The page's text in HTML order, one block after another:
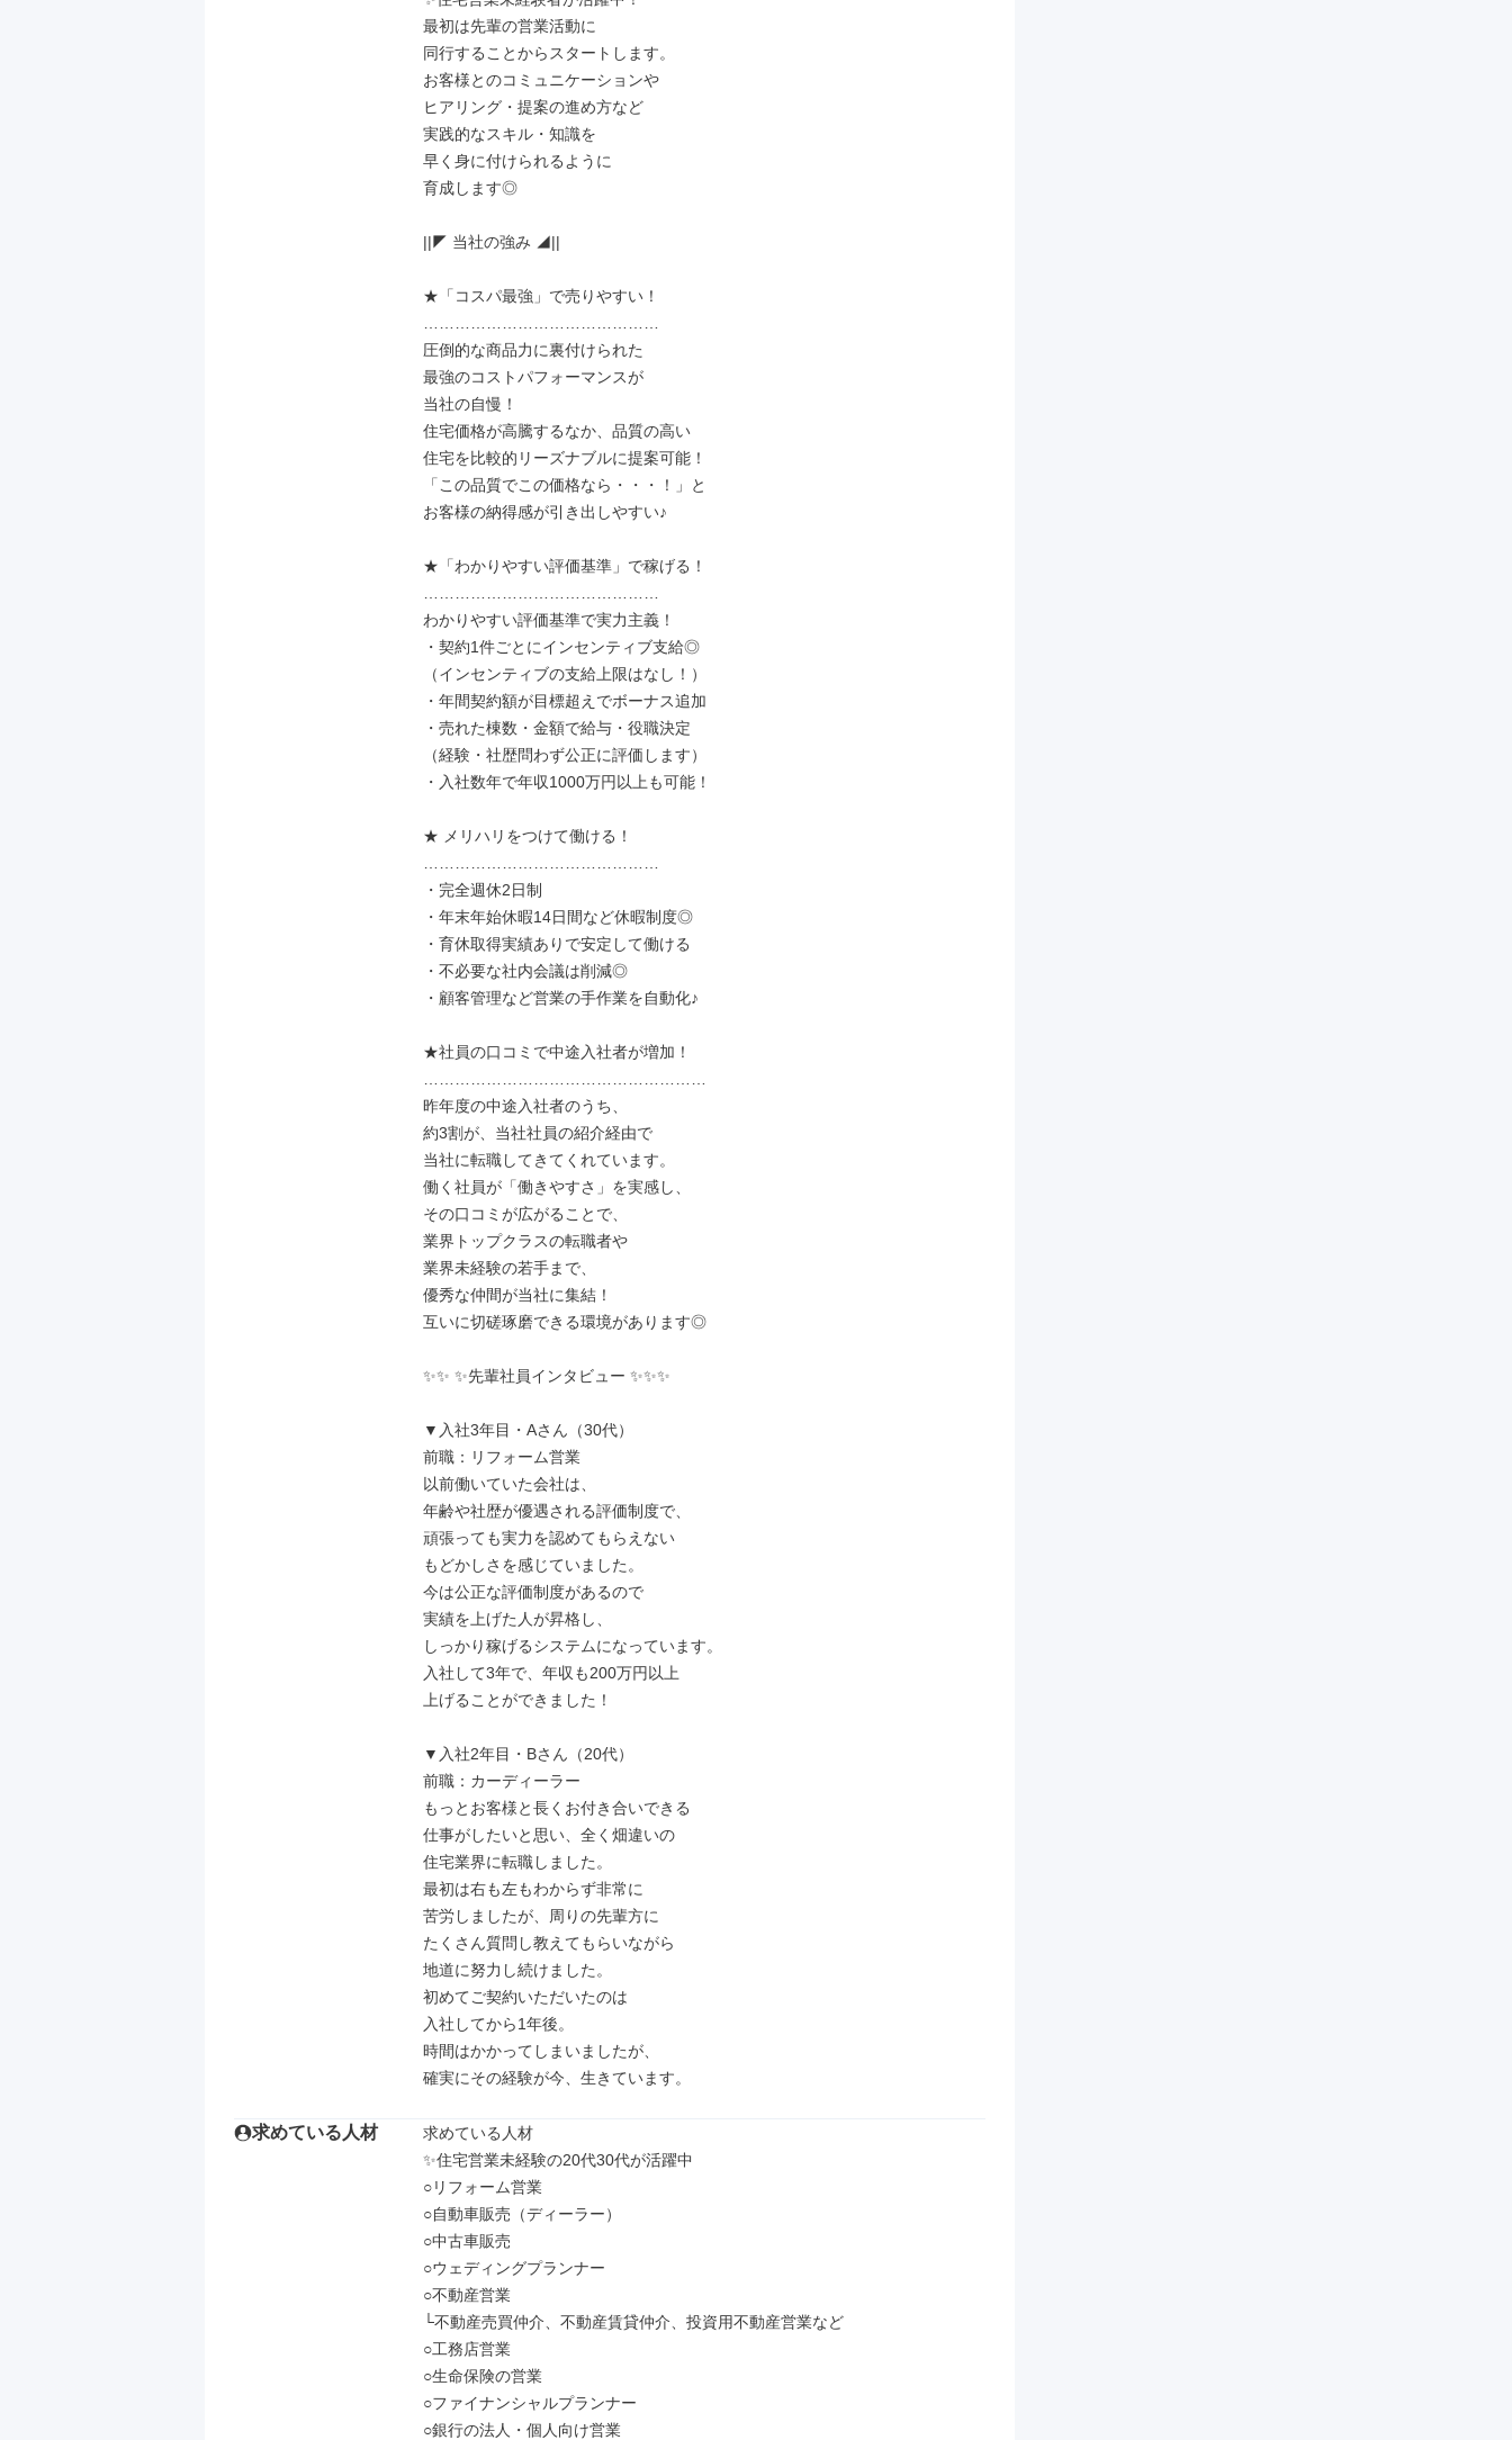
最初は先輩の営業活動に
同行することからスタートします。
お客様とのコミュニケーションや
ヒアリング・提案の進め方など
実践的なスキル・知識を
早く身に付けられるように
育成します◎
||◤ 当社の強み ◢||
★「コスパ最強」で売りやすい！
圧倒的な商品力に裏付けられた
最強のコストパフォーマンスが
当社の自慢！
住宅価格が高騰するなか、品質の高い
住宅を比較的リーズナブルに提案可能！
「この品質でこの価格なら・・・！」と
お客様の納得感が引き出しやすい♪
★「わかりやすい評価基準」で稼げる！
わかりやすい評価基準で実力主義！
・契約1件ごとにインセンティブ支給◎
（インセンティブの支給上限はなし！）
・年間契約額が目標超えでボーナス追加
・売れた棟数・金額で給与・役職決定
（経験・社歴問わず公正に評価します）
・入社数年で年収1000万円以上も可能！
★ メリハリをつけて働ける！
・完全週休2日制
・年末年始休暇14日間など休暇制度◎
・育休取得実績ありで安定して働ける
・不必要な社内会議は削減◎
・顧客管理など営業の手作業を自動化♪
★社員の口コミで中途入社者が増加！
昨年度の中途入社者のうち、
約3割が、当社社員の紹介経由で
当社に転職してきてくれています。
働く社員が「働きやすさ」を実感し、
その口コミが広がることで、
業界トップクラスの転職者や
業界未経験の若手まで、
優秀な仲間が当社に集結！
互いに切磋琢磨できる環境があります◎
✨✨ ✨先輩社員インタビュー ✨✨✨
▼入社3年目・Aさん（30代）
前職：リフォーム営業
以前働いていた会社は、
年齢や社歴が優遇される評価制度で、
頑張っても実力を認めてもらえない
もどかしさを感じていました。
今は公正な評価制度があるので
実績を上げた人が昇格し、
しっかり稼げるシステムになっています。
入社して3年で、年収も200万円以上
上げることができました！
▼入社2年目・Bさん（20代）
前職：カーディーラー
もっとお客様と長くお付き合いできる
仕事がしたいと思い、全く畑違いの
住宅業界に転職しました。
最初は右も左もわからず非常に
苦労しましたが、周りの先輩方に
たくさん質問し教えてもらいながら
地道に努力し続けました。
初めてご契約いただいたのは
入社してから1年後。
時間はかかってしまいましたが、
確実にその経験が今、生きています。
求めている人材
求めている人材
✨住宅営業未経験の20代30代が活躍中
○リフォーム営業
○自動車販売（ディーラー）
○中古車販売
○ウェディングプランナー
○不動産営業
└不動産売買仲介、不動産賃貸仲介、投資用不動産営業など
○工務店営業
○生命保険の営業
○ファイナンシャルプランナー
○銀行の法人・個人向け営業